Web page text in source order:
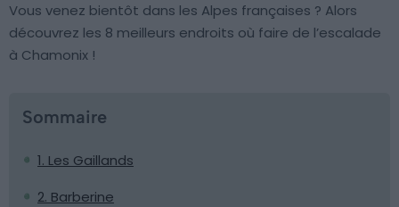
Vous venez bientôt dans les Alpes françaises ? Alors
découvrez les 8 meilleurs endroits où faire de l’escalade
à Chamonix !
Sommaire
1. Les Gaillands
2. Barberine